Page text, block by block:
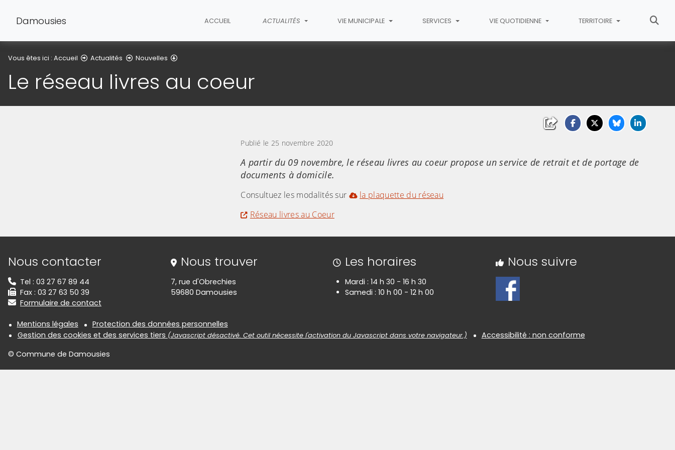
Damousies ACCUEIL ACTUALITÉS VIE MUNICIPALE SERVICES VIE QUOTIDIENNE TERRITOIRE
Vous êtes ici : Accueil Actualités Nouvelles
Le réseau livres au coeur
Publié le 25 novembre 2020
A partir du 09 novembre, le réseau livres au coeur propose un service de retrait et de portage de
documents à domicile.
Consultuez les modalités sur
la plaquette du réseau
Réseau livres au Coeur
Informations de contact
Nous contacter
Tel : 03 27 67 89 44
Fax : 03 27 63 50 39
Formulaire de contact
Nous trouver
7, rue d'Obrechies
59680 Damousies
Les horaires
Mardi : 14 h 30 - 16 h 30
Samedi : 10 h 00 - 12 h 00
Nous suivre
Informations réglementaires
Mentions légales
Protection des données personnelles
Gestion des cookies et des services tiers (Javascript désactivé. Cet outil nécessite l'activation du Javascript dans votre navigateur.)
Accessibilité : non conforme
© Commune de Damousies